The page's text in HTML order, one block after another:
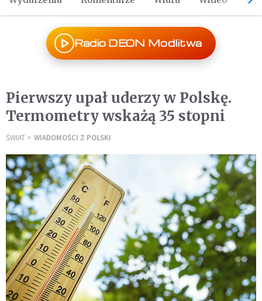
Radio DEON Modlitwa
Pierwszy upał uderzy w Polskę.
Termometry wskażą 35 stopni
ŚWIAT WIADOMOŚCI Z POLSKI